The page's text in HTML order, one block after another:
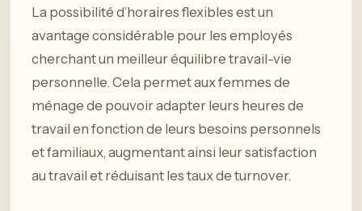
La possibilité d’horaires flexibles est un
avantage considérable pour les employés
cherchant un meilleur équilibre travail-vie
personnelle. Cela permet aux femmes de
ménage de pouvoir adapter leurs heures de
travail en fonction de leurs besoins personnels
et familiaux, augmentant ainsi leur satisfaction
au travail et réduisant les taux de turnover.